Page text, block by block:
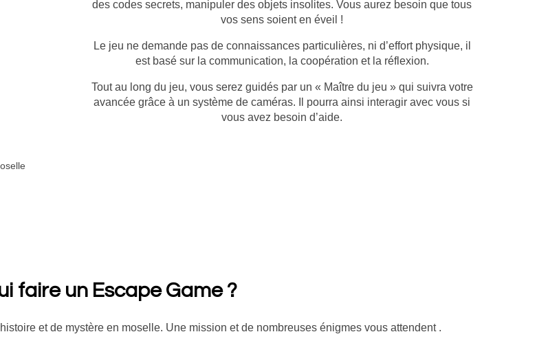
des codes secrets, manipuler des objets insolites. Vous aurez besoin que tous
vos sens soient en éveil !
Le jeu ne demande pas de connaissances particulières, ni d’effort physique, il
est basé sur la communication, la coopération et la réflexion.
Tout au long du jeu, vous serez guidés par un « Maître du jeu » qui suivra votre
avancée grâce à un système de caméras. Il pourra ainsi interagir avec vous si
vous avez besoin d’aide.
faire un Escape Game ?
et de mystère en moselle. Une mission et de nombreuses énigmes vous attendent .